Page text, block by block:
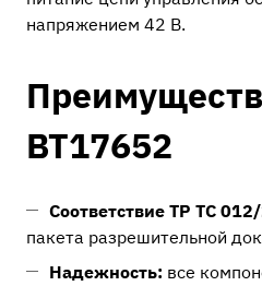
напряжением 42 В.
ВТ17652
Соответствие ТР ТС
пакета разрешительной
Надежность: все